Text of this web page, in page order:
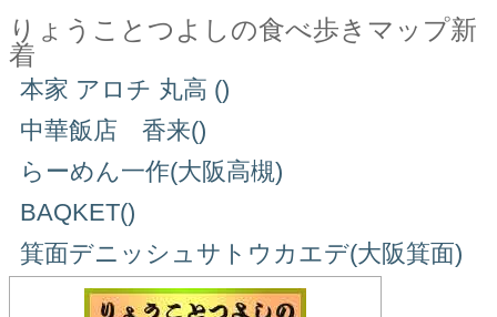
りょうことつよしの食べ歩きマップ新
着
本家 アロチ 丸高 ()
中華飯店 香来()
らーめん一作(大阪高槻)
BAQKET()
箕面デニッシュサトウカエデ(大阪箕面)